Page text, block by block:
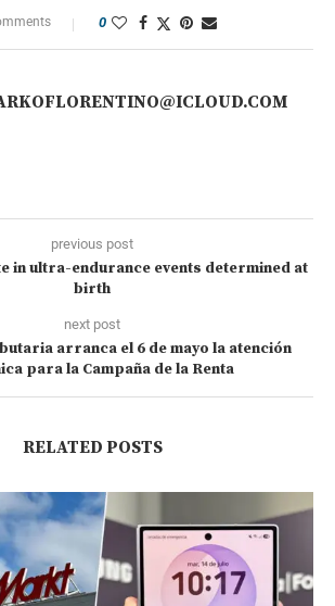
0
previous post
in ultra-endurance events determined at
birth
next post
arranca el 6 de mayo la atención
para la Campaña de la Renta
RELATED POSTS